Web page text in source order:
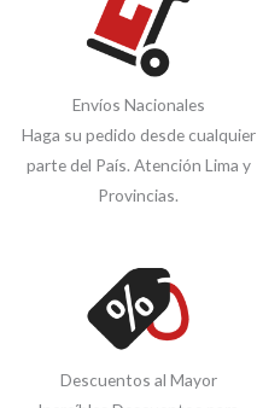
Envíos Nacionales
Haga su pedido desde cualquier
parte del País. Atención Lima y
Provincias.
Descuentos al Mayor